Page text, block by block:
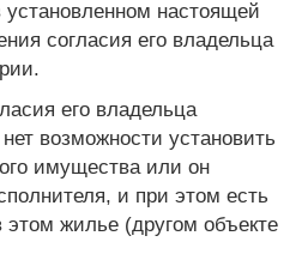
настоящей
согласия его владельца
его владельца
возможности установить
имущества или он
и при этом есть
жилье (другом объекте